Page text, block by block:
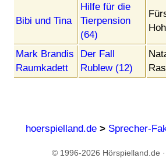
Bibi und Tina
Hilfe für die
Tierpension
(64)
Mark Brandis
Raumkadett
Der Fall
Rublew (12)
hoerspielland.de > Sprecher-
© 1996-2026 Hörspielland.de ·